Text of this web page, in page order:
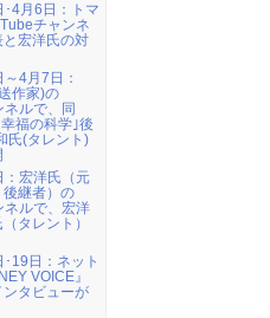
4月6日：トマ
チャンネ
宏洋氏の対
4月7日：
作家)の
ルで、同
福の科学｣後
氏(タレント)
宏洋氏（元
後継者）の
ネルで、宏洋
タレント）
19日：ネット
VOICE』
タビューが